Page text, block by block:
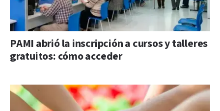
PAMI abrió la inscripción a cursos y talleres
gratuitos: cómo acceder